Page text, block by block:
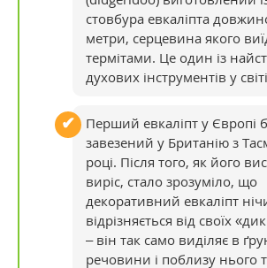
стовбура евкаліпта
метри, серцевина якого
термітами. Це один із
духових інструментів у
Перший евкаліпт у Європі
завезений у Британію з
році. Після того, як його
виріс, стало зрозуміло, що
декоративний евкаліпт
відрізняється від своїх
– він так само виділяє в
речовини і поблизу нього